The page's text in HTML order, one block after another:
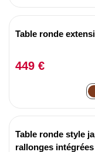
Table ronde
449 €
Table ronde style
rallonges